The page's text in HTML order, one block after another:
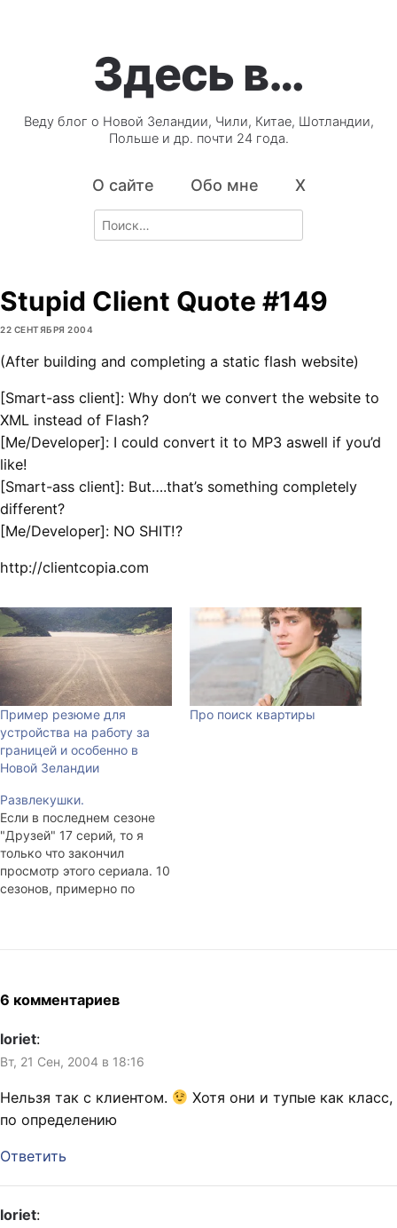
Здесь в…
Веду блог о Новой Зеландии, Чили, Китае, Шотландии,
Польше и др. почти 24 года.
О сайте Обо мне X
Search
for:
Stupid Client Quote #149
22 СЕНТЯБРЯ 2004
(After building and completing a static flash website)
[Smart-ass client]: Why don’t we convert the website to
XML instead of Flash?
[Me/Developer]: I could convert it to MP3 aswell if you’d
like!
[Smart-ass client]: But….that’s something completely
different?
[Me/Developer]: NO SHIT!?
http://clientcopia.com
Пример резюме для
устройства на работу за
границей и особенно в
Новой Зеландии
Про поиск квартиры
Развлекушки.
Если в последнем сезоне
"Друзей" 17 серий, то я
только что закончил
просмотр этого сериала. 10
сезонов, примерно по
Quotes from "Futurama"
Memorable Quotes from
"Friends" Memorable Quotes
from "Sex and the…
6 комментариев
loriet:
Вт, 21 Сен, 2004 в 18:16
Нельзя так с клиентом.
Хотя они и тупые как класс,
по определению
Ответить
loriet: